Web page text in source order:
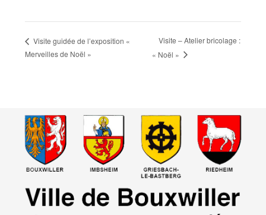
Visite guidée de l’exposition «
Merveilles de Noël »
Visite – Atelier bricolage :
« Noël »